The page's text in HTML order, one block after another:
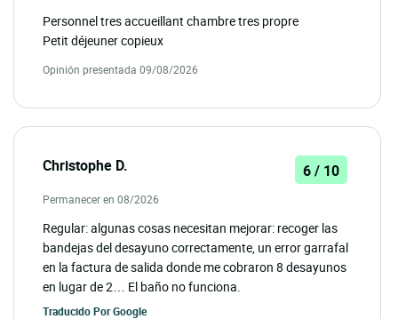
Personnel tres accueillant chambre tres propre
Petit déjeuner copieux
Opinión presentada 09/08/2026
Christophe D. 6 / 10
Permanecer en 08/2026
Regular: algunas cosas necesitan mejorar: recoger las
bandejas del desayuno correctamente, un error garrafal
en la factura de salida donde me cobraron 8 desayunos
en lugar de 2… El baño no funciona.
Traducido PorGoogle